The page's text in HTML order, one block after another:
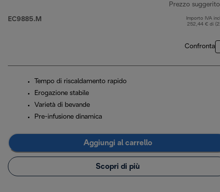
EC9885.M
Prezzo suggerito
Importo IVA
252,44 € di
Confronta
Tempo di riscaldamento rapido
Erogazione stabile
Varietà di bevande
Pre-infusione dinamica
Aggiungi al carrello
Scopri di più